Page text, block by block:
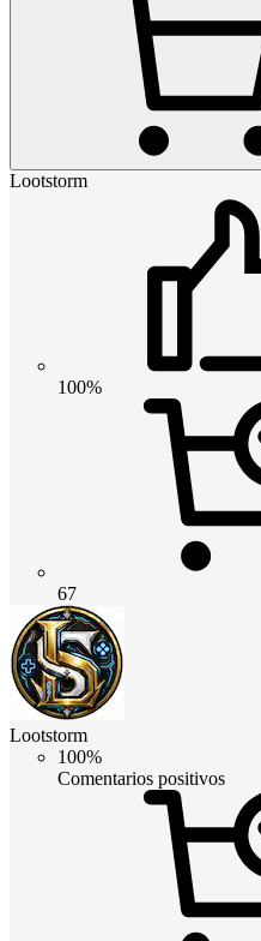
Lootstorm
100%
67
Lootstorm
100%
Comentarios positivos